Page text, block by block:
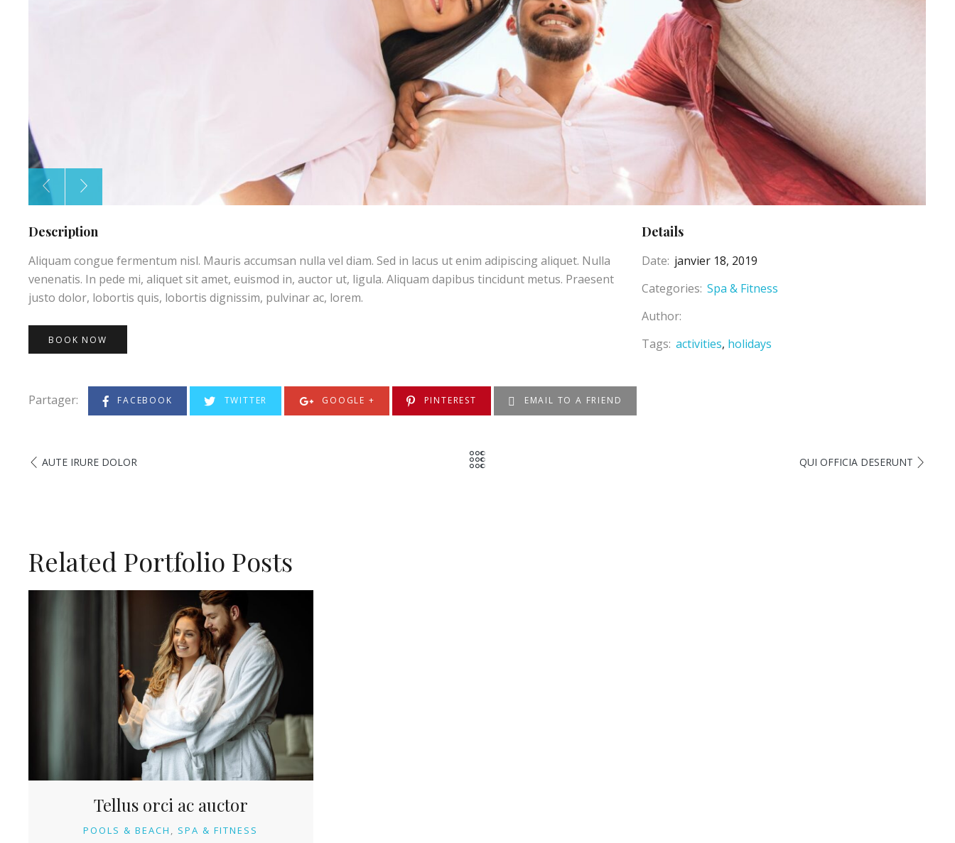
Description
Aliquam congue fermentum nisl. Mauris accumsan nulla vel diam. Sed in lacus ut enim adipiscing aliquet. Nulla
venenatis. In pede mi, aliquet sit amet, euismod in, auctor ut, ligula. Aliquam dapibus tincidunt metus. Praesent
justo dolor, lobortis quis, lobortis dignissim, pulvinar ac, lorem.
BOOK NOW
Details
Date: janvier 18, 2019
Categories: Spa & Fitness
Author:
Tags: activities holidays
Partager: FACEBOOK TWITTER GOOGLE + PINTEREST EMAIL TO A FRIEND
AUTE IRURE DOLOR QUI OFFICIA DESERUNT
Related Portfolio Posts
POOLS & BEACH SPA & FITNESS
Tellus orci ac auctor